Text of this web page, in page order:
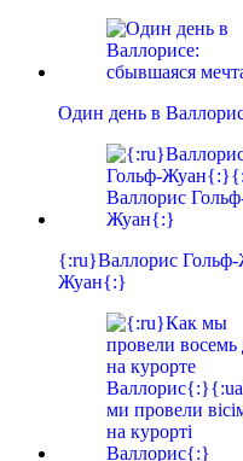
Один день в
{:ru}Валлорис
Жуан{:}